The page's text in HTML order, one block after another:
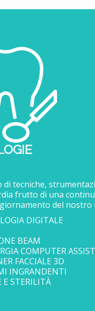
di tecniche,
frutto di una
del nostro
DIGITALE
BEAM
COMPUTER
FACCIALE 3D
INGRANDENTI
E STERILITÀ